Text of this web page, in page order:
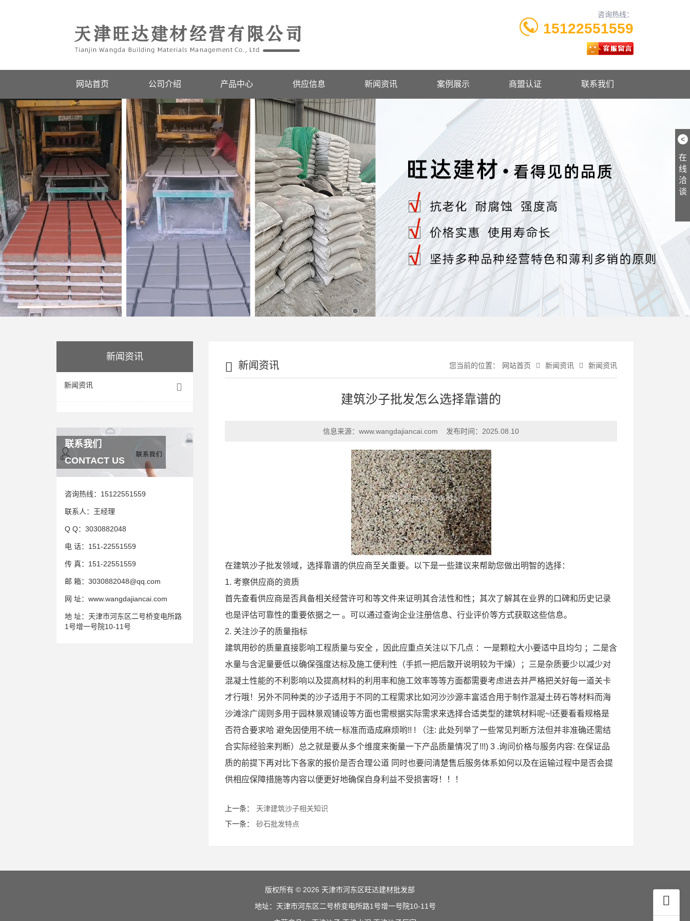
咨询热线：
15122551559
网站首页 公司介绍 产品中心 供应信息 新闻资讯 案例展示 商盟认证 联系我们
新闻资讯
新闻资讯
联系我们
CONTACT US
咨询热线： 15122551559
联系人： 王经理
Q Q： 3030882048
电 话： 151-22551559
传 真： 151-22551559
邮 箱： 3030882048@qq.com
网 址： www.wangdajiancai.com
地 址： 天津市河东区二号桥变电所路
1号增一号院10-11号
新闻资讯 您当前的位置： 网站首页 新闻资讯 新闻资讯
建筑沙子批发怎么选择靠谱的
信息来源： www.wangdajiancai.com 发布时间： 2025.08.10
在建筑沙子批发领域，选择靠谱的供应商至关重要。以下是一些建议来帮助您做出明智的选择：
1. 考察供应商的资质
首先查看供应商是否具备相关经营许可和等文件来证明其合法性和性；其次了解其在业界的口碑和历史记录
也是评估可靠性的重要依据之一 。可以通过查询企业注册信息、行业评价等方式获取这些信息。
2. 关注沙子的质量指标
建筑用砂的质量直接影响工程质量与安全 ，因此应重点关注以下几点 ：一是颗粒大小要适中且均匀 ；二是含
水量与含泥量要低以确保强度达标及施工便利性（手抓一把后散开说明较为干燥）；三是杂质要少以减少对
混凝土性能的不利影响以及提高材料的利用率和施工效率等等方面都需要考虑进去并严格把关好每一道关卡
才行哦！另外不同种类的沙子适用于不同的工程需求比如河沙沙源丰富适合用于制作混凝土砖石等材料而海
沙滩涂广阔则多用于园林景观铺设等方面也需根据实际需求来选择合适类型的建筑材料呢~!还要看看规格是
否符合要求哈 避免因使用不统一标准而造成麻烦哟!! ! （注: 此处列举了一些常见判断方法但并非准确还需结
合实际经验来判断）总之就是要从多个维度来衡量一下产品质量情况了!!!) 3 .询问价格与服务内容: 在保证品
质的前提下再对比下各家的报价是否合理公道 同时也要问清楚售后服务体系如何以及在运输过程中是否会提
供相应保障措施等内容以便更好地确保自身利益不受损害呀！！！
上一条：
天津建筑沙子相关知识
下一条：
砂石批发特点
版权所有 © 2026 天津市河东区旺达建材批发部
地址：天津市河东区二号桥变电所路1号增一号院10-11号
<
在
线
洽
谈